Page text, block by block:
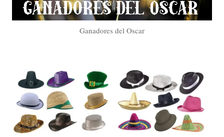
Ganadores del Oscar